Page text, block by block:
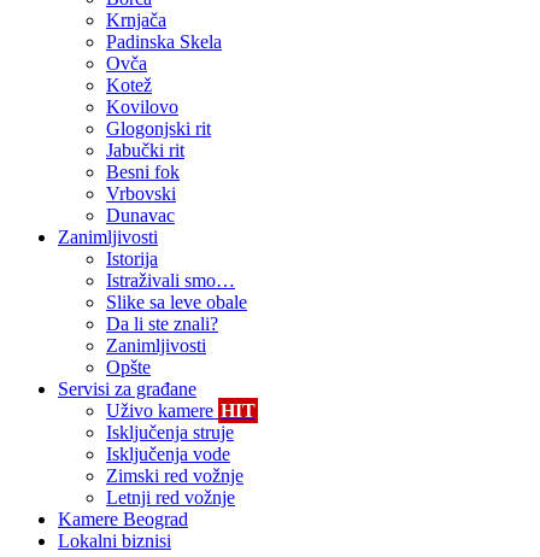
Krnjača
Padinska Skela
Ovča
Kotež
Kovilovo
Glogonjski rit
Jabučki rit
Besni fok
Vrbovski
Dunavac
Zanimljivosti
Istorija
Istraživali smo…
Slike sa leve obale
Da li ste znali?
Zanimljivosti
Opšte
Servisi za građane
Uživo kamere HIT
Isključenja struje
Isključenja vode
Zimski red vožnje
Letnji red vožnje
Kamere Beograd
Lokalni biznisi